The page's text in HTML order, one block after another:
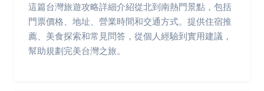
這篇台灣旅遊攻略詳細介紹從北到南熱門景點，包括
門票價格、地址、營業時間和交通方式。提供住宿推
薦、美食探索和常見問答，從個人經驗到實用建議，
幫助規劃完美台灣之旅。